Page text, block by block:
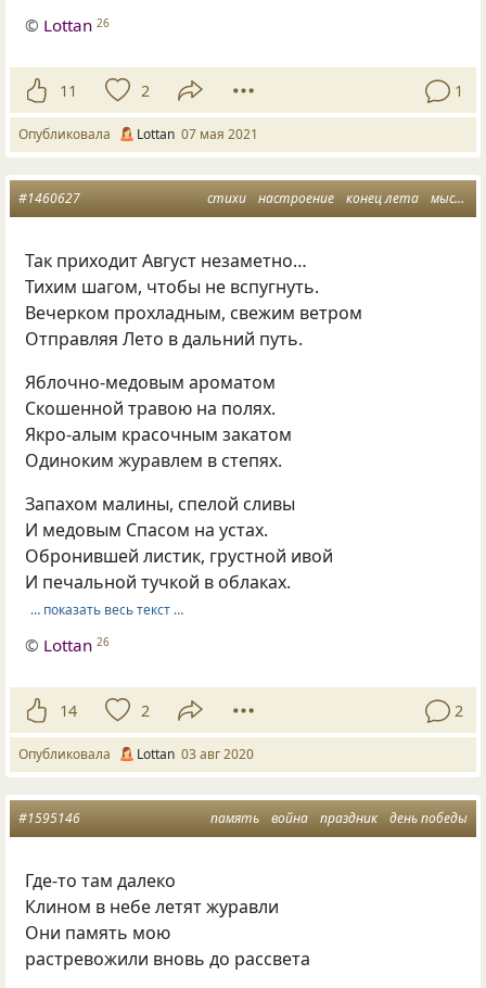
© Lottan 26
11 2 1
Опубликовала Lottan 07 мая 2021
стихи настроение конец лета мысли
#1460627
Так приходит Август незаметно…
Тихим шагом, чтобы не вспугнуть.
Вечерком прохладным, свежим ветром
Отправляя Лето в дальний путь.
Яблочно-медовым ароматом
Скошенной травою на полях.
Якро-алым красочным закатом
Одиноким журавлем в степях.
Запахом малины, спелой сливы
И медовым Спасом на устах.
Обронившей листик, грустной ивой
И печальной тучкой в облаках.
… показать весь текст …
© Lottan 26
14 2 2
Опубликовала Lottan 03 авг 2020
память война праздник день победы
#1595146
Где-то там далеко
Клином в небе летят журавли
Они память мою
растревожили вновь до рассвета